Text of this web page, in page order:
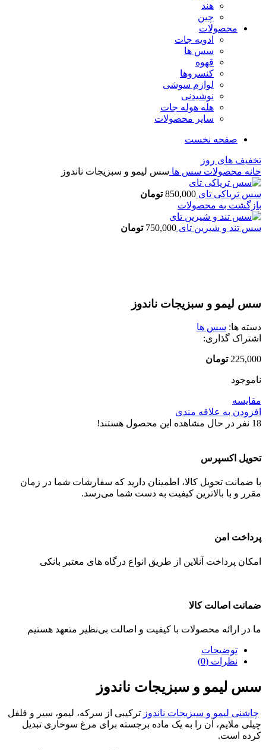
هند
چین
محصولات
ادویه جات
سس ها
قهوه
کنسروها
لوازم سوشی
نوشیدنی
هله هوله جات
سایر محصولات
صفحه نخست
تخفیف های روز
خانه محصولات سس ها سس لیمو و سبزیجات ناندوز
سس تریاکی تای 850,000 تومان
بازگشت به محصولات
سس تند و شیرین تای 750,000 تومان
سس لیمو و سبزیجات ناندوز
دسته ها: سس ها
اشتراک گذاری:
225,000 تومان
ناموجود
مقایسه
افزودن به علاقه مندی
18 نفر در حال مشاهده این محصول هستند!
تحویل اکسپرس
با ضمانت تحویل کالا، اطمینان دارید که سفارشات شما در زمان
مقرر و با بالاترین کیفیت به دست شما می‌رسد.
پرداخت امن
امکان پرداخت آنلاین از طریق انواع درگاه های معتبر بانکی
ضمانت اصالت کالا
ما در ارائه محصولات با کیفیت و اصالت بی‌نظیر متعهد هستیم
توضیحات
نظرات (0)
سس لیمو و سبزیجات ناندوز
چاشنی لیمو و سبزیجات ناندوز ترکیبی از سرکه، لیمو، سیر و فلفل
چیلی ملایم، آن را به یک ماده برجسته برای مرغ سوخاری تبدیل
کرده است.